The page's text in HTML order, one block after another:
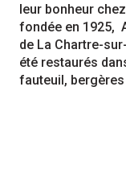
leur bonheur chez
fondée en 1925,
de La Chartre-
été restaurés
fauteuil, bergères